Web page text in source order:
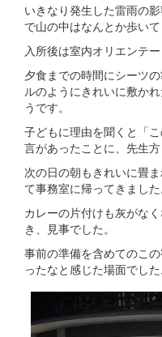
いきなり発生した雷雨の
で山の中はなんとか歩い
入所後は室内オリエンテ
夕食までの時間にシーツ
ルのようにきれいに敷か
うです。
子どもに理由を聞くと「
言があったことに、先生
次の日の朝もきれいに畳
て事務室に帰ってきました
カレーの片付けも灰がな
き、見事でした。
事前の準備を含めてのこ
ったなと感じた場面でした